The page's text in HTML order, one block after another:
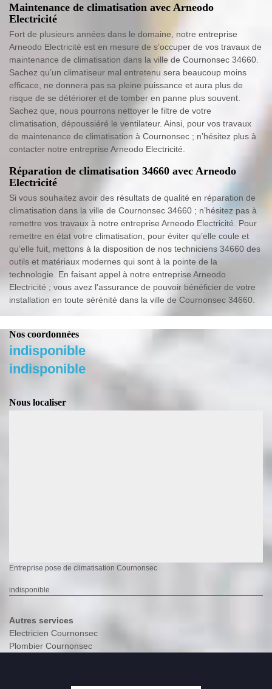
Maintenance de climatisation avec Arneodo
Electricité
Fort de plusieurs années dans le domaine, notre entreprise
Arneodo Electricité est en mesure de s’occuper de vos travaux de
maintenance de climatisation dans la ville de Cournonsec 34660.
Sachez qu’un climatiseur mal entretenu sera beaucoup moins
efficace, ne donnera pas sa pleine puissance et aura plus de
risque de se détériorer et de tomber en panne plus souvent.
Sachez que, nous pourrons nettoyer le filtre de votre
climatisation, dépoussiéré le ventilateur. Ainsi, pour vos travaux
de maintenance de climatisation à Cournonsec ; n’hésitez plus à
contacter notre entreprise Arneodo Electricité.
Réparation de climatisation 34660 avec Arneodo
Electricité
Si vous souhaitez avoir des résultats de qualité en réparation de
climatisation dans la ville de Cournonsec 34660 ; n’hésitez pas à
remettre vos travaux à notre entreprise Arneodo Electricité. Pour
remettre en état votre climatisation, pour éviter qu’elle coule et
qu’elle fuit, mettons à la disposition de nos techniciens 34660 des
outils et matériaux modernes qui sont à la pointe de la
technologie. En faisant appel à notre entreprise Arneodo
Electricité ; vous avez l'assurance de pouvoir bénéficier de votre
installation en toute sérénité dans la ville de Cournonsec 34660.
Nos coordonnées
indisponible
indisponible
Nous localiser
Entreprise pose de climatisation Cournonsec
indisponible
Autres services
Electricien Cournonsec
Plombier Cournonsec